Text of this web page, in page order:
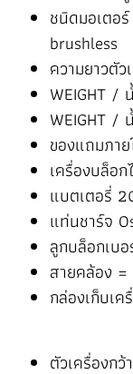
ชนิดมอเตอ
brushless
ความยาวตั
WEIGHT /
WEIGHT /
ของแถมภา
เครื่องบล็อ
แบตเตอรี่
แท่นชาร์จ
ลูกบล็อกเบ
สายคล้อง =
กล่องเก็บเค
ตัวเครื่องกว้